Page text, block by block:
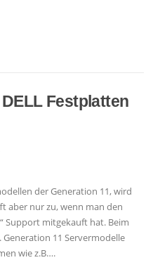
Festplatten
der Generation 11, wird
aber nur zu, wenn man den
Support mitgekauft hat. Beim
11 Servermodelle
wie z.B….